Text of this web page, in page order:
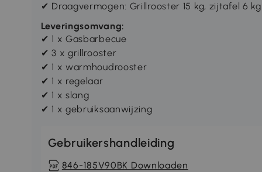
✔ Draagvermogen: Grillrooster 15 kg, zijtafel 6 kg
Leveringsomvang:
✔ 1 x Gasbarbecue
✔ 3 x grillrooster
✔ 1 x warmhoudrooster
✔ 1 x regelaar
✔ 1 x slang
✔ 1 x gebruiksaanwijzing
Gebruikershandleiding
846-185V90BK Downloaden